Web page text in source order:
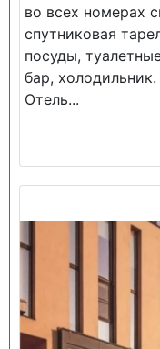
во всех номерах
спутниковая
посуды,
бар,
Отель...